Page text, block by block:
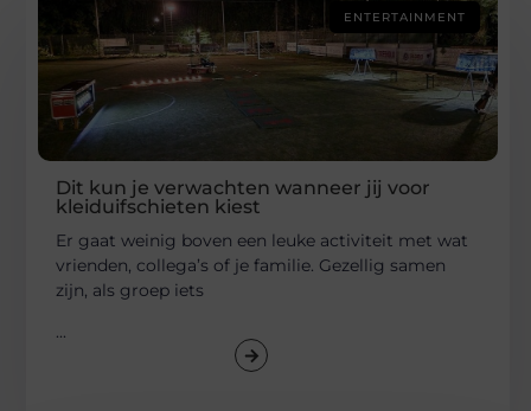
ENTERTAINMENT
Dit kun je verwachten wanneer jij voor
kleiduifschieten kiest
Er gaat weinig boven een leuke activiteit met wat
vrienden, collega’s of je familie. Gezellig samen
zijn, als groep iets
...